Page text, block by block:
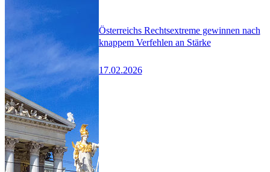
Österreichs Rechtsextreme gewinnen nach
knappem Verfehlen an Stärke
17.02.2026